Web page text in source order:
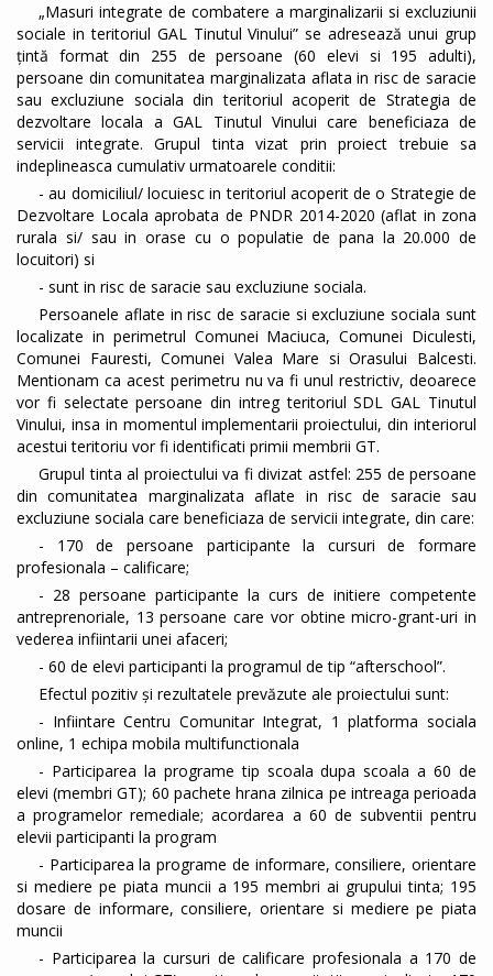
„Masuri integrate de combatere a marginalizarii si excluziunii
sociale in teritoriul GAL Tinutul Vinului” se adresează unui grup
țintă format din 255 de persoane (60 elevi si 195 adulti),
persoane din comunitatea marginalizata aflata in risc de saracie
sau excluziune sociala din teritoriul acoperit de Strategia de
dezvoltare locala a GAL Tinutul Vinului care beneficiaza de
servicii integrate. Grupul tinta vizat prin proiect trebuie sa
indeplineasca cumulativ urmatoarele conditii:
- au domiciliul/ locuiesc in teritoriul acoperit de o Strategie de
Dezvoltare Locala aprobata de PNDR 2014-2020 (aflat in zona
rurala si/ sau in orase cu o populatie de pana la 20.000 de
locuitori) si
- sunt in risc de saracie sau excluziune sociala.
Persoanele aflate in risc de saracie si excluziune sociala sunt
localizate in perimetrul Comunei Maciuca, Comunei Diculesti,
Comunei Fauresti, Comunei Valea Mare si Orasului Balcesti.
Mentionam ca acest perimetru nu va fi unul restrictiv, deoarece
vor fi selectate persoane din intreg teritoriul SDL GAL Tinutul
Vinului, insa in momentul implementarii proiectului, din interiorul
acestui teritoriu vor fi identificati primii membrii GT.
Grupul tinta al proiectului va fi divizat astfel: 255 de persoane
din comunitatea marginalizata aflate in risc de saracie sau
excluziune sociala care beneficiaza de servicii integrate, din care:
- 170 de persoane participante la cursuri de formare
profesionala – calificare;
- 28 persoane participante la curs de initiere competente
antreprenoriale, 13 persoane care vor obtine micro-grant-uri in
vederea infiintarii unei afaceri;
- 60 de elevi participanti la programul de tip “afterschool”.
Efectul pozitiv și rezultatele prevăzute ale proiectului sunt:
- Infiintare Centru Comunitar Integrat, 1 platforma sociala
online, 1 echipa mobila multifunctionala
- Participarea la programe tip scoala dupa scoala a 60 de
elevi (membri GT); 60 pachete hrana zilnica pe intreaga perioada
a programelor remediale; acordarea a 60 de subventii pentru
elevii participanti la program
- Participarea la programe de informare, consiliere, orientare
si mediere pe piata muncii a 195 membri ai grupului tinta; 195
dosare de informare, consiliere, orientare si mediere pe piata
muncii
- Participarea la cursuri de calificare profesionala a 170 de